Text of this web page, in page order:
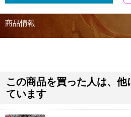
商品情報
この商品を買った人は、他
ています